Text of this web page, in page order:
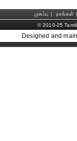
முகப்பு | நாங்கள் |
© 2010-25
Designed and